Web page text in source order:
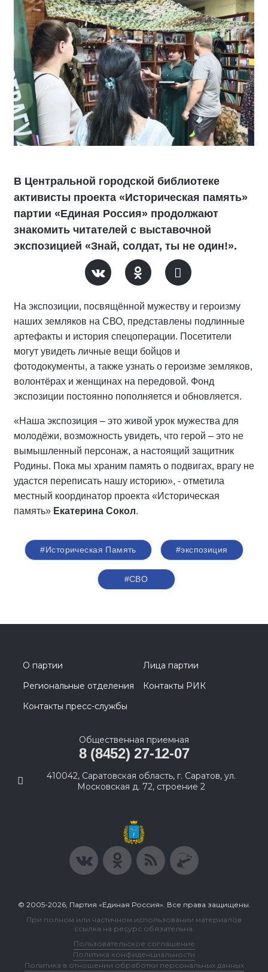
В Центральной городской библиотеке
активисты проекта «Историческая память»
партии «Единая Россия» продолжают
знакомить читателей с выставочной
экспозицией «Знай, солдат, ты не один!».
На экспозиции, посвящённой мужеству и героизму
наших земляков на СВО, представлены подлинные
артефакты и история спецоперации. Посетители
могут увидеть личные вещи бойцов и
фотодокументы, а также узнать о героизме земляков,
волонтёрах и женщинах на передовой. Фонд
экспозиции постоянно пополняется и обновляется.
«Наша экспозиция – это живой урок мужества для
молодёжи, возможность увидеть, что герой – это не
вымышленный персонаж, а настоящий защитник
Родины. Пока мы храним память о подвигах, врагу не
удастся переписать нашу историю», - отметила
местный координатор проекта «Историческая
память» Екатерина Сокол.
#Историческая Память #экспозиция
#СВО
О партии
Лица партии
Региональные отделения
Контакты РИК
Контакты пресс-службы
Общественная приемная
8 (8452) 27-12-07
410042, Саратовская область, г. Саратов, ул.
Московская д. 72, строение 2
© 2005-2026, Партия «Единая Россия». Все права защищены.
При полном или частичном использовании материалов
ссылка на ресурс обязательна.
Пользовательское соглашение
Политика конфиденциальности
Политика в отношении обработки персональных данных